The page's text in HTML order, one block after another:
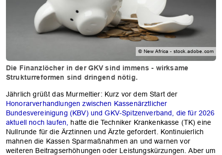
© New Africa - stock.adobe.com
Die Finanzlöcher in der GKV sind immens - wirksame
Strukturreformen sind dringend nötig.
Jährlich grüßt das Murmeltier: Kurz vor dem Start der
Honorarverhandlungen zwischen Kassenärztlicher
Bundesvereinigung (KBV) und GKV-Spitzenverband, die für 2026
aktuell noch laufen,
hatte die Techniker Krankenkasse (TK) eine
Nullrunde für die Ärztinnen und Ärzte gefordert. Kontinuierlich
mahnen die Kassen Sparmaßnahmen an und warnen vor
weiteren Beitragserhöhungen oder Leistungskürzungen. Aber um